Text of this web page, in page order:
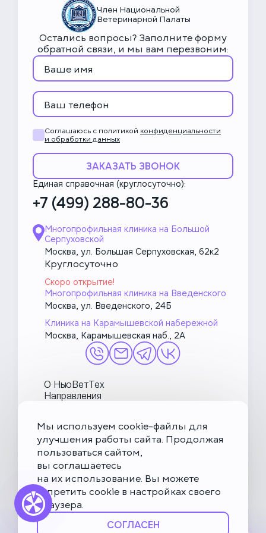
Компьютерная томография, 1
отдела (грызуны/
зайцеобразным и пр.)
Компьютерная томография
конечностей
13 000 ₽
Компьютерная томография
головы и шеи
11 000 ₽
Компьютерная томография
смежных суставов (локти/плечи,
локти/лучезапястный, ТБС/
10 000 ₽
Лимфангиография (КТ) 7 000 ₽
КТ миелография
Выделительная урография (без
учёта КТ и контраста)
6 000 ₽
КТ после операции
УЗИ на наличие свободной
жидкости
УЗИ перистальтики 700 ₽
УЗИ послеоперационное 1 500 ₽
ОРИТ)
1 000 ₽
УЗИ суставов
УЗИ глазного яблока (1 глаз)
УЗИ глазного яблока (2 глаза)
УЗИ экзотических животных
(брюшная/грудная полости)
Запись УЗИ на флешкарту (без
учёта стоимости флешкарты)
УЗИ пищеварительной системы
Член Национальной
Ветеринарной Палаты
Остались вопросы? Заполните форму
обратной связи, и мы вам перезвоним:
Соглашаюсь с политикой конфиденциальности
и обработки данных
ЗАКАЗАТЬ ЗВОНОК
Единая справочная (круглосуточно):
+7 (499) 288-80-36
Многопрофильная клиника на Большой
Серпуховской
Москва, ул. Большая Серпуховская, 62к2
Круглосуточно
Скоро открытие!
Многопрофильная клиника на Введенского
Москва, ул. Введенского, 24Б
Клиника на Карамышевской набережной
Москва, Карамышевская наб., 2А
О НьюВетТех
Направления
Акции и блог
МетаПетс
Политика конфиденциальности и обработки данных
Правила посещения ветеринарной клиники
Публичная оферта
Мы используем cookie-файлы для
улучшения работы сайта. Продолжая
пользоваться сайтом,
вы соглашаетесь
на их использование. Вы можете
запретить cookie в настройках своего
браузера.
СОГЛАСЕН